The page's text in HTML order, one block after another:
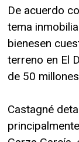
De acuerdo
tema
bienesen
terreno en El
de 50
Castagné